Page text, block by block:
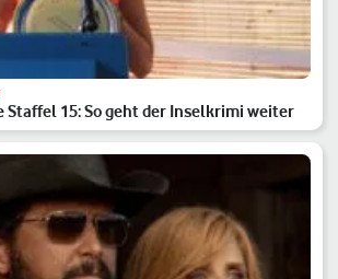
Staffel 15: So geht der Inselkrimi weiter